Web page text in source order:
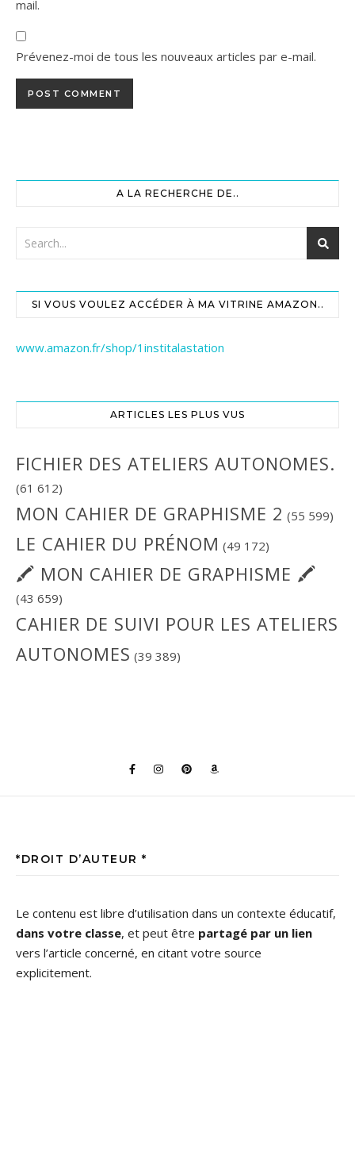
mail.
Prévenez-moi de tous les nouveaux articles par e-mail.
A LA RECHERCHE DE..
SI VOUS VOULEZ ACCÉDER À MA VITRINE AMAZON..
www.amazon.fr/shop/1institalastation
ARTICLES LES PLUS VUS
FICHIER DES ATELIERS AUTONOMES.
(61 612)
MON CAHIER DE GRAPHISME 2 (55 599)
LE CAHIER DU PRÉNOM (49 172)
🖍 MON CAHIER DE GRAPHISME 🖍
(43 659)
CAHIER DE SUIVI POUR LES ATELIERS
AUTONOMES (39 389)
*DROIT D’AUTEUR *
Le contenu est libre d’utilisation dans un contexte éducatif,
dans votre classe, et peut être partagé par un lien
vers l’article concerné, en citant votre source
explicitement.